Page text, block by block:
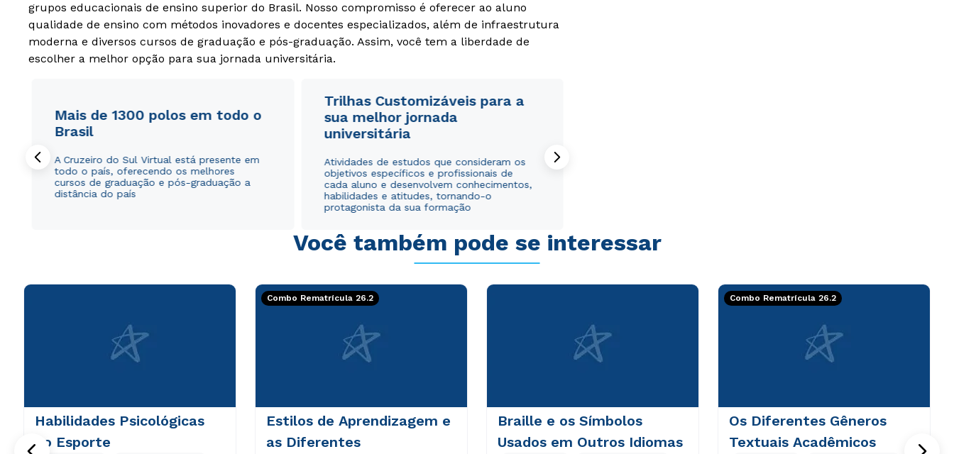
grupos educacionais de ensino superior do Brasil. Nosso compromisso é oferecer ao aluno
qualidade de ensino com métodos inovadores e docentes especializados, além de infraestrutura
moderna e diversos cursos de graduação e pós-graduação. Assim, você tem a liberdade de
escolher a melhor opção para sua jornada universitária.
Mais de 1300 polos em todo o
Brasil
A Cruzeiro do Sul Virtual está presente em
todo o país, oferecendo os melhores
cursos de graduação e pós-graduação a
distância do país
Trilhas Customizáveis para a
sua melhor jornada
universitária
Atividades de estudos que consideram os
objetivos específicos e profissionais de
cada aluno e desenvolvem conhecimentos,
habilidades e atitudes, tornando-o
protagonista da sua formação
Você também pode se interessar
Habilidades Psicológicas
no Esporte
Combo Rematrícula 26.2
Estilos de Aprendizagem e
as Diferentes
Braille e os Símbolos
Usados em Outros Idiomas
Combo Rematrícula 26.2
Os Diferentes Gêneros
Textuais Acadêmicos
WhatsApp
ou
Estou de acordo com a
autorizo que meus dados sejam utilizados para o
WhatsApp
ou
Estou de acordo com a
autorizo que meus dados sejam utilizados para o